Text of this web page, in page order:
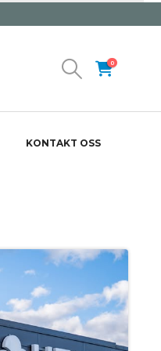
0
KONTAKT OSS